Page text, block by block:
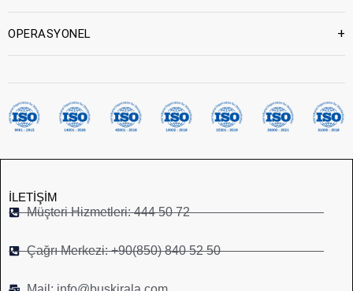
OPERASYONEL +
İLETIŞIM
Müşteri Hizmetleri: 444 50 72
Çağrı Merkezi: +90(850) 840 52 50